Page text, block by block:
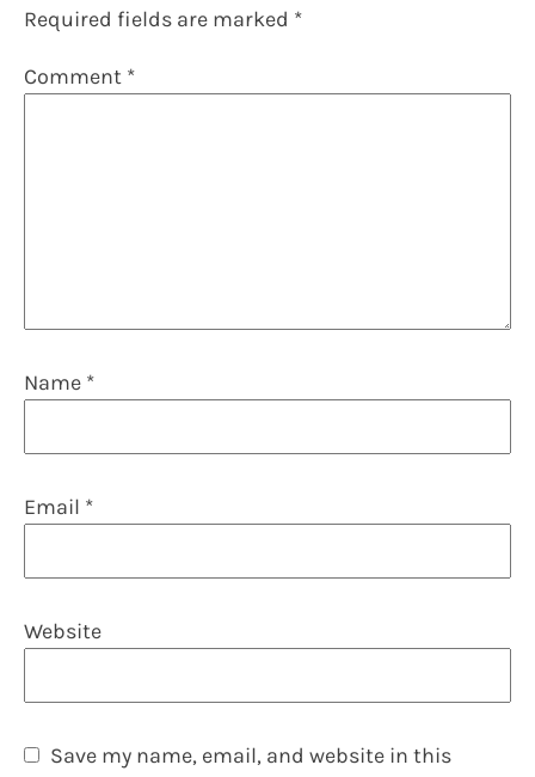
Required fields are marked *
Comment *
Name *
Email *
Website
Save my name, email, and website in this